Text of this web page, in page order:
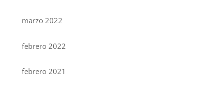
marzo 2022
febrero 2022
febrero 2021